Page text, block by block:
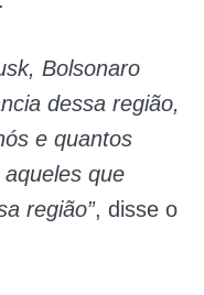
Bolsonaro
dessa região,
e quantos
que
região”, disse o